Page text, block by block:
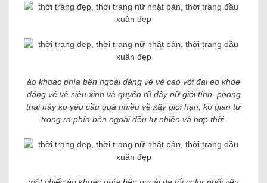
áo khoác phía bên ngoài dáng vẻ vẻ cao với đai eo khoe
dáng vẻ vẻ siêu xinh và quyến rũ đầy nữ giới tính. phong
thái này ko yêu cầu quá nhiều về xây giới hạn, ko gian từ
trong ra phía bên ngoài đều tự nhiên và hợp thời.